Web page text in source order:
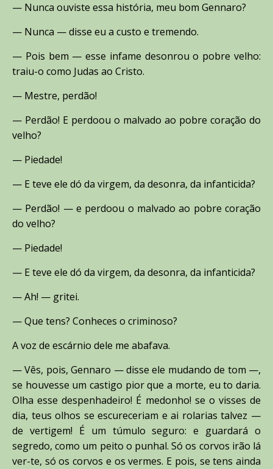
— Nunca ouviste essa história, meu bom Gennaro?
— Nunca — disse eu a custo e tremendo.
— Pois bem — esse infame desonrou o pobre velho:
traiu-o como Judas ao Cristo.
— Mestre, perdão!
— Perdão! E perdoou o malvado ao pobre coração do
velho?
— Piedade!
— E teve ele dó da virgem, da desonra, da infanticida?
— Perdão! — e perdoou o malvado ao pobre coração
do velho?
— Piedade!
— E teve ele dó da virgem, da desonra, da infanticida?
— Ah! — gritei.
— Que tens? Conheces o criminoso?
A voz de escárnio dele me abafava.
— Vês, pois, Gennaro — disse ele mudando de tom —,
se houvesse um castigo pior que a morte, eu to daria.
Olha esse despenhadeiro! É medonho! se o visses de
dia, teus olhos se escureceriam e ai rolarias talvez —
de vertigem! É um túmulo seguro: e guardará o
segredo, como um peito o punhal. Só os corvos irão lá
ver-te, só os corvos e os vermes. E pois, se tens ainda